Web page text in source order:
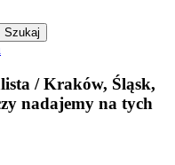
/ Kraków, Śląsk,
nadajemy na tych